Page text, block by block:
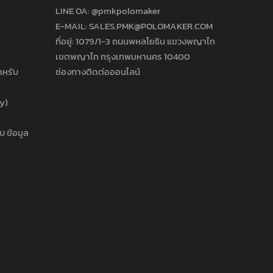
หรับ
ข้อมูล
LINE OA:@pmkpolomaker
E-MAIL: SALES.PMK@POLOMAKER.COM
ที่อยู่: 1079/1-3 ถนนพหลโยธิน แขวงพญาไท
เขตพญาไท กรุงเทพมหานคร 10400
ช่องทางติดต่อออนไลน์